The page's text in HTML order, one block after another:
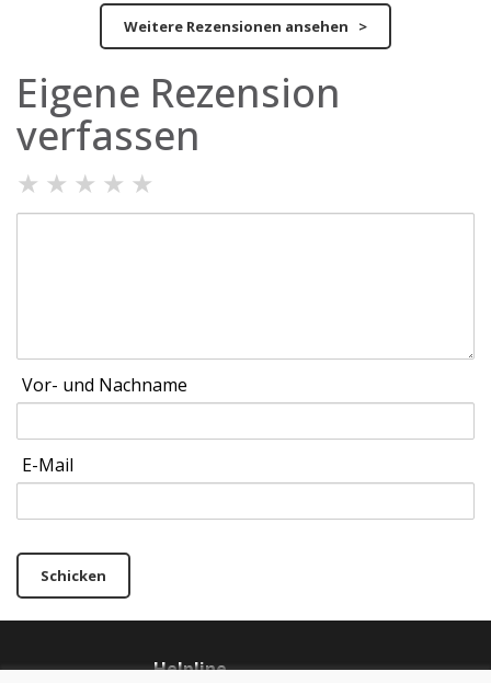
Weitere Rezensionen ansehen >
Eigene Rezension
verfassen
★ ★ ★ ★ ★
Vor- und Nachname
E-Mail
Schicken
Helpline